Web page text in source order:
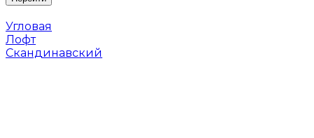
Угловая
Лофт
Скандинавский